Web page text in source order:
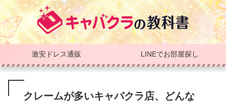
激安ドレス通販 LINEでお部屋探し
クレームが多いキャバクラ店、どんな